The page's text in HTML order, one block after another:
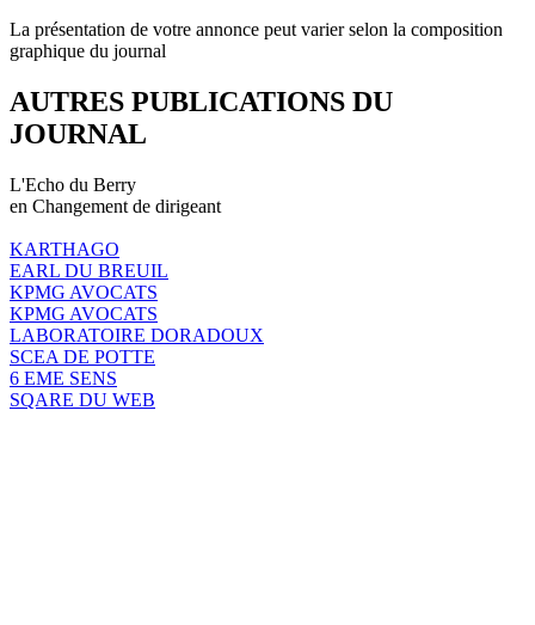
La présentation de votre annonce peut varier selon la composition
graphique du journal
AUTRES PUBLICATIONS DU
JOURNAL
L'Echo du Berry
en Changement de dirigeant
KARTHAGO
EARL DU BREUIL
KPMG AVOCATS
KPMG AVOCATS
LABORATOIRE DORADOUX
SCEA DE POTTE
6 EME SENS
SQARE DU WEB